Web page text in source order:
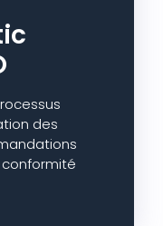
des